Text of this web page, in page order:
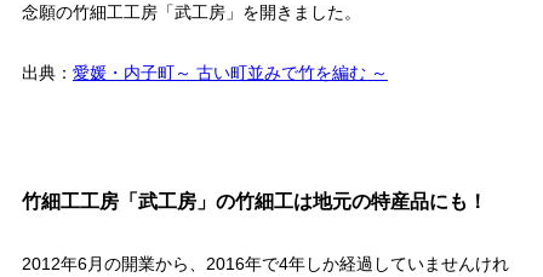
念願の竹細工工房「武工房」を開きました。
出典： 愛媛・内子町～ 古い町並みで竹を編む ～
竹細工工房「武工房」の竹細工は地元の特産品にも！
2012年6月の開業から、2016年で4年しか経過していませんけれ